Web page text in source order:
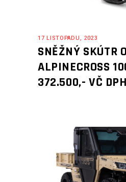
17 LISTOPADU, 2023
SNĚŽNÝ SKÚTR
ALPINECROSS
372.500,- VČ DPH